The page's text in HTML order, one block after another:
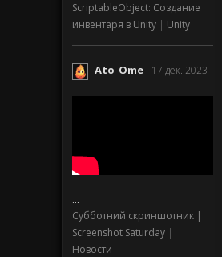
ScriptableObject: Создание
инвентаря в Unity | Unity
Ato_Ome- 17 дек. 2023
...
Субботний скриншотник |
Screenshot Saturday |
Новости